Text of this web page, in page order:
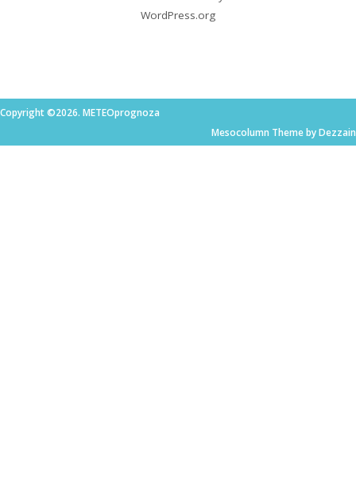
WordPress.org
Copyright ©2026. METEOprognoza
Mesocolumn Theme by Dezzain